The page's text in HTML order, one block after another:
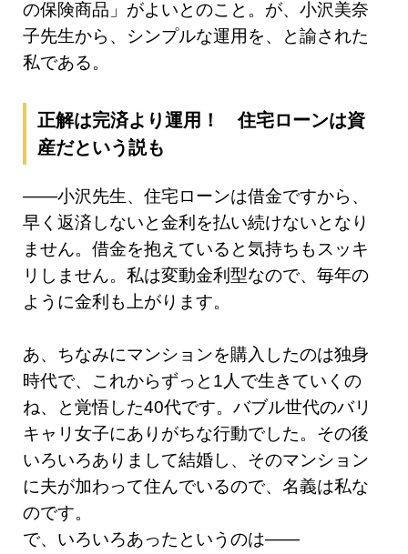
の保険商品」がよいとのこと。が、小沢美奈
子先生から、シンプルな運用を、と諭された
私である。
正解は完済より運用！ 住宅ローンは資
産だという説も
——小沢先生、住宅ローンは借金ですから、
早く返済しないと金利を払い続けないとなり
ません。借金を抱えていると気持ちもスッキ
リしません。私は変動金利型なので、毎年の
ように金利も上がります。
あ、ちなみにマンションを購入したのは独身
時代で、これからずっと1人で生きていくの
ね、と覚悟した40代です。バブル世代のバリ
キャリ女子にありがちな行動でした。その後
いろいろありまして結婚し、そのマンション
に夫が加わって住んでいるので、名義は私な
のです。
で、いろいろあったというのは——